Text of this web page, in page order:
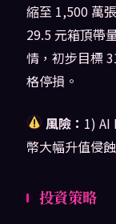
縮至 1,500 萬
29.5 元箱頂帶
情，初步目標
格停損。
風險： 1) AI
幣大幅升值侵
投資策略